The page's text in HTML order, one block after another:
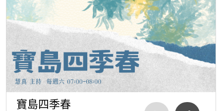
寶島四季春